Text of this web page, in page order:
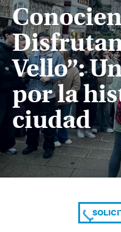
Vello”:
por la
ciudad